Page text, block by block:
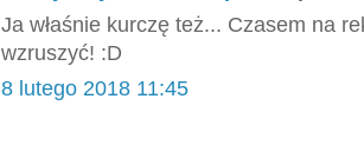
Ja właśnie kurczę też... Czasem na
wzruszyć! :D
8 lutego 2018 11:45